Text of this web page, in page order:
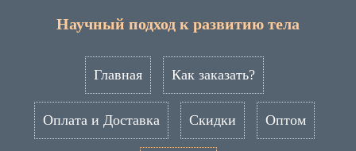
Научный подход к развитию тела
Главная Как заказать?
Оплата и Доставка Скидки Оптом